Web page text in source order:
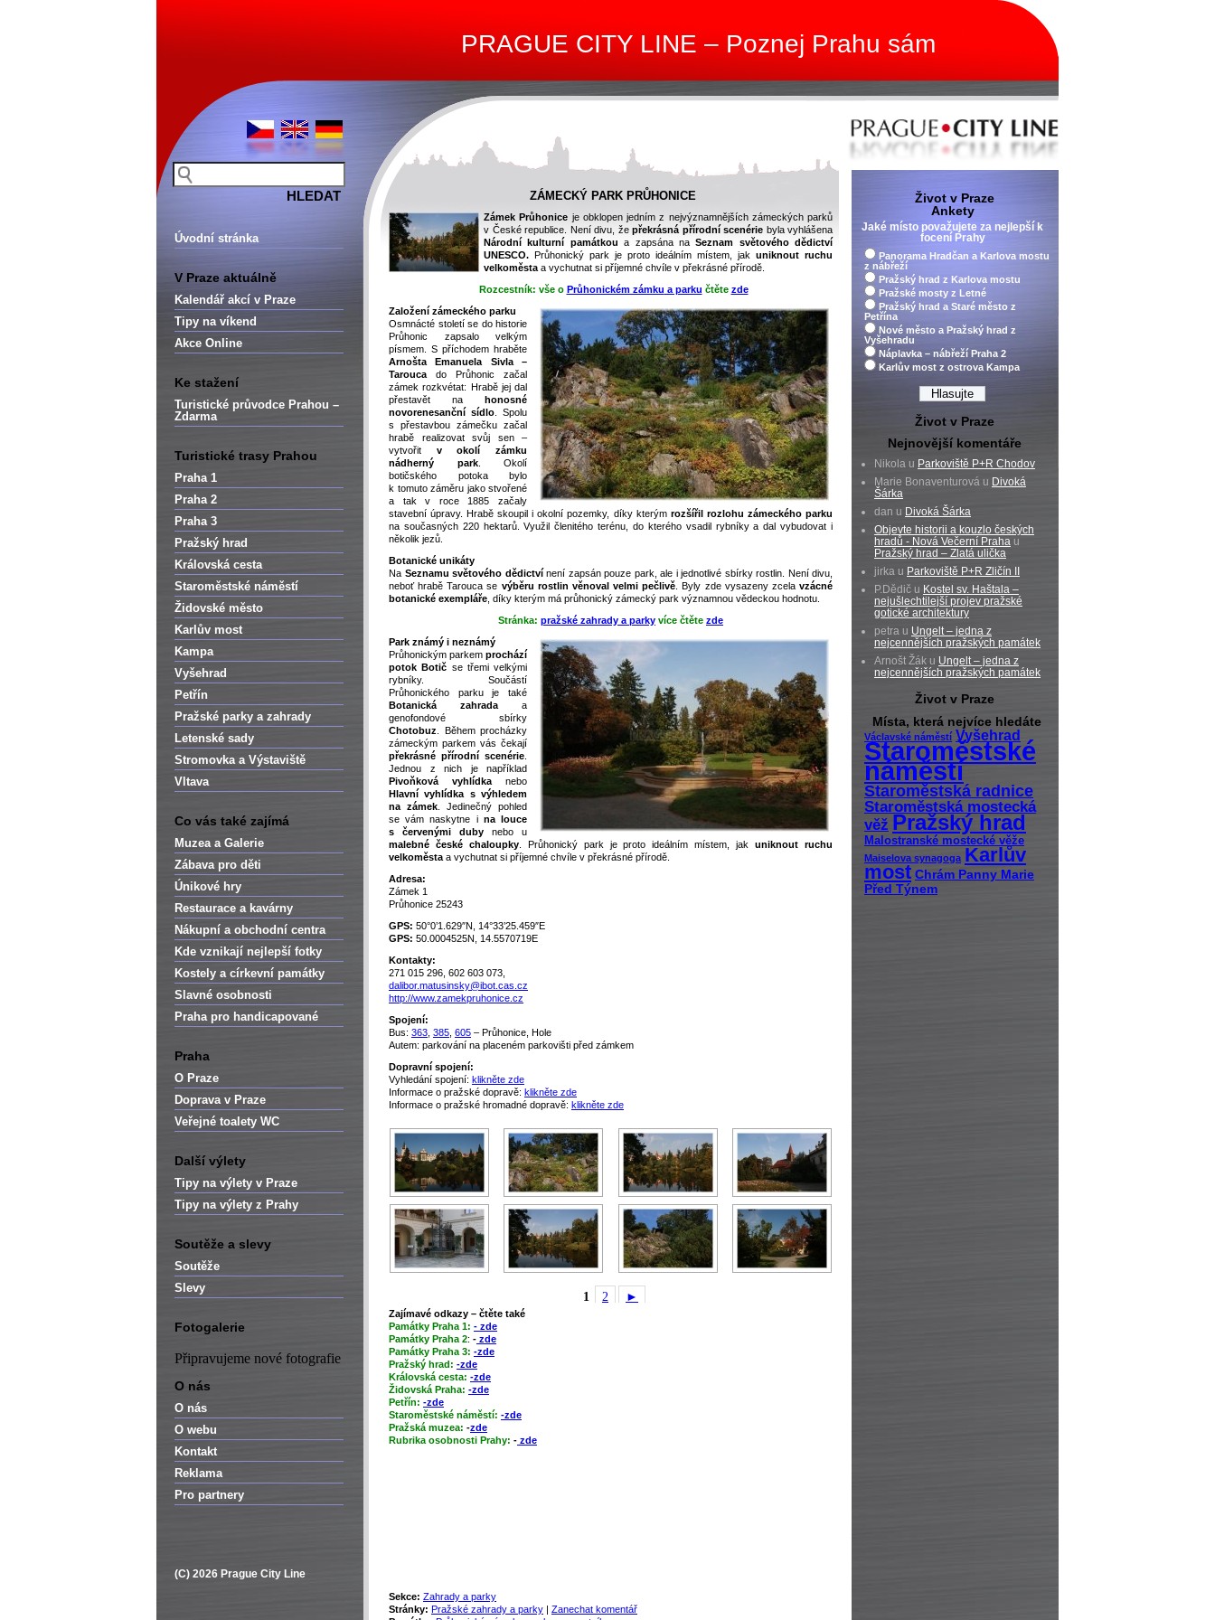
PRAGUE CITY LINE – Poznej Prahu sám
Úvodní stránka
V Praze aktuálně
Kalendář akcí v Praze
Tipy na víkend
Akce Online
Ke stažení
Turistické průvodce Prahou –
Zdarma
Turistické trasy Prahou
Praha 1
Praha 2
Praha 3
Pražský hrad
Královská cesta
Staroměstské náměstí
Židovské město
Karlův most
Kampa
Vyšehrad
Petřín
Pražské parky a zahrady
Letenské sady
Stromovka a Výstaviště
Vltava
Co vás také zajímá
Muzea a Galerie
Zábava pro děti
Únikové hry
Restaurace a kavárny
Nákupní a obchodní centra
Kde vznikají nejlepší fotky
Kostely a církevní památky
Slavné osobnosti
Praha pro handicapované
Praha
O Praze
Doprava v Praze
Veřejné toalety WC
Další výlety
Tipy na výlety v Praze
Tipy na výlety z Prahy
Soutěže a slevy
Soutěže
Slevy
Fotogalerie
Připravujeme nové fotografie
O nás
O nás
O webu
Kontakt
Reklama
Pro partnery
(C) 2026 Prague City Line
ZÁMECKÝ PARK PRŮHONICE
Zámek Průhonice je obklopen jedním z nejvýznamnějších zámeckých parků
v České republice. Není divu, že překrásná přírodní scenérie byla vyhlášena
Národní kulturní památkou a zapsána naSeznam světového dědictví
UNESCO. Průhonický park je proto ideálním místem, jak uniknout ruchu
velkoměsta a vychutnat si příjemné chvíle v překrásné přírodě.
Rozcestník: vše o Průhonickém zámku a parku čtěte zde
Založení zámeckého parku
Osmnácté století se do historie
Průhonic zapsalo velkým
písmem. S příchodem hraběte
Arnošta Emanuela Sivla –
Tarouca do Průhonic začal
zámek rozkvétat: Hrabě jej dal
přestavět na honosné
novorenesanční sídlo . Spolu
s přestavbou zámečku začal
hrabě realizovat svůj sen –
vytvořit v okolí zámku
nádherný park. Okolí
botičského potoka bylo
k tomuto záměru jako stvořené
a tak v roce 1885 začaly
stavební úpravy. Hrabě skoupil i okolní pozemky, díky kterým rozšířil rozlohu zámeckého parku
na současných 220 hektarů. Využil členitého terénu, do kterého vsadil rybníky a dal vybudovat i
několik jezů.
Botanické unikáty
Na Seznamu světového dědictvínení zapsán pouze park, ale i jednotlivé sbírky rostlin. Není divu,
neboť hrabě Tarouca se výběru rostlin věnoval velmi pečlivě . Byly zde vysazeny zcelavzácné
botanické exempláře , díky kterým má průhonický zámecký park významnou vědeckou hodnotu.
Stránka: pražské zahrady a parky více čtěte zde
Park známý i neznámý
Průhonickým parkem prochází
potok Botič se třemi velkými
rybníky. Součástí
Průhonického parku je také
Botanická zahrada a
genofondové sbírky
Chotobuz . Během procházky
zámeckým parkem vás čekají
překrásné přírodní scenérie
Jednou z nich je například
Pivoňková vyhlídka nebo
Hlavní vyhlídka s výhledem
na zámek . Jedinečný pohled
se vám naskytne i na louce
s červenými duby nebo u
malebné české chaloupky. Průhonický park je proto ideálním místem, jakuniknout ruchu
velkoměsta a vychutnat si příjemné chvíle v překrásné přírodě.
Adresa:
Zámek 1
Průhonice 25243
GPS: 50°0’1.629″N, 14°33’25.459″E
GPS: 50.0004525N, 14.5570719E
Kontakty:
271 015 296, 602 603 073,
dalibor.matusinsky@ibot.cas.cz
http://www.zamekpruhonice.cz
Spojení:
Bus: 363 385 605 – Průhonice, Hole
Autem: parkování na placeném parkovišti před zámkem
Dopravní spojení:
Vyhledání spojení: klikněte zde
Informace o pražské dopravě: klikněte zde
Informace o pražské hromadné dopravě: klikněte zde
1 2 ►
Zajímavé odkazy – čtěte také
Památky Praha 1: - zde
Památky Praha 2: - zde
Památky Praha 3: -zde
Pražský hrad: -zde
Královská cesta: -zde
Židovská Praha: -zde
Petřín: -zde
Staroměstské náměstí: -zde
Pražská muzea: -zde
Rubrika osobnosti Prahy: - zde
Sekce: Zahrady a parky
Stránky: Pražské zahrady a parky | Zanechat komentář
Život v Praze
Ankety
Jaké místo považujete za nejlepší k
focení Prahy
Panorama Hradčan a Karlova mostu
z nábřeží
Pražský hrad z Karlova mostu
Pražské mosty z Letné
Pražský hrad a Staré město z
Petřína
Nové město a Pražský hrad z
Vyšehradu
Náplavka – nábřeží Praha 2
Karlův most z ostrova Kampa
Život v Praze
Nejnovější komentáře
Nikola u Parkoviště P+R Chodov
Marie Bonaventurová u Divoká
Šárka
dan u Divoká Šárka
Objevte historii a kouzlo českých
hradů - Nová Večerní Praha u
Pražský hrad – Zlatá ulička
jirka u Parkoviště P+R Zličín II
P.Dědič u Kostel sv. Haštala –
nejušlechtilejší projev pražské
gotické architektury
petra u Ungelt – jedna z
nejcennějších pražských památek
Arnošt Žák u Ungelt – jedna z
nejcennějších pražských památek
Život v Praze
Místa, která nejvíce hledáte
Václavské náměstí Vyšehrad
Staroměstské
náměstí
Staroměstská radnice
Staroměstská mostecká
věž Pražský hrad
Malostranské mostecké věže
Maiselova synagoga Karlův
most Chrám Panny Marie
Před Týnem